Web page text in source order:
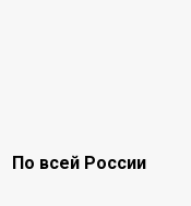
По всей России